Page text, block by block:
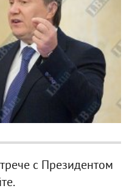
с Президентом